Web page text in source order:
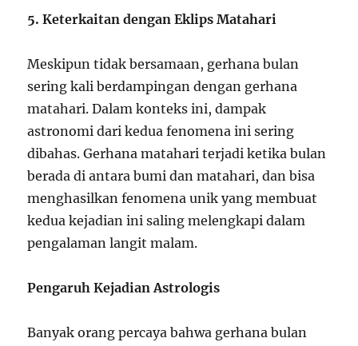
5. Keterkaitan dengan Eklips Matahari
Meskipun tidak bersamaan, gerhana bulan
sering kali berdampingan dengan gerhana
matahari. Dalam konteks ini, dampak
astronomi dari kedua fenomena ini sering
dibahas. Gerhana matahari terjadi ketika bulan
berada di antara bumi dan matahari, dan bisa
menghasilkan fenomena unik yang membuat
kedua kejadian ini saling melengkapi dalam
pengalaman langit malam.
Pengaruh Kejadian Astrologis
Banyak orang percaya bahwa gerhana bulan